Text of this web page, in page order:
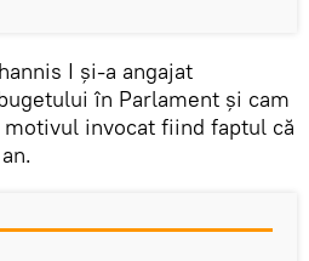
I și-a angajat
în Parlament și cam
motivul invocat fiind faptul că